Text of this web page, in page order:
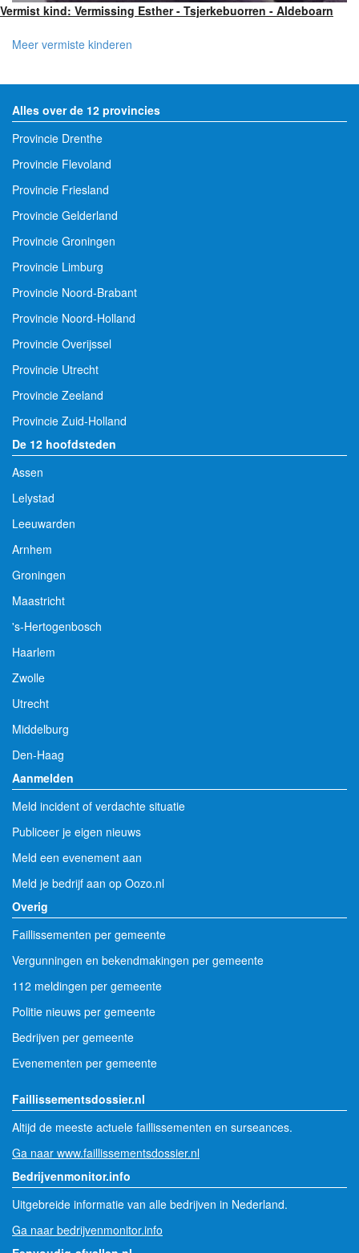
Vermist kind: Vermissing Esther - Tsjerkebuorren - Aldeboarn
Meer vermiste kinderen
Alles over de 12 provincies
Provincie Drenthe
Provincie Flevoland
Provincie Friesland
Provincie Gelderland
Provincie Groningen
Provincie Limburg
Provincie Noord-Brabant
Provincie Noord-Holland
Provincie Overijssel
Provincie Utrecht
Provincie Zeeland
Provincie Zuid-Holland
De 12 hoofdsteden
Assen
Lelystad
Leeuwarden
Arnhem
Groningen
Maastricht
's-Hertogenbosch
Haarlem
Zwolle
Utrecht
Middelburg
Den-Haag
Aanmelden
Meld incident of verdachte situatie
Publiceer je eigen nieuws
Meld een evenement aan
Meld je bedrijf aan op Oozo.nl
Overig
Faillissementen per gemeente
Vergunningen en bekendmakingen per gemeente
112 meldingen per gemeente
Politie nieuws per gemeente
Bedrijven per gemeente
Evenementen per gemeente
Faillissementsdossier.nl
Altijd de meeste actuele faillissementen en surseances.
Ga naar www.faillissementsdossier.nl
Bedrijvenmonitor.info
Uitgebreide informatie van alle bedrijven in Nederland.
Ga naar bedrijvenmonitor.info